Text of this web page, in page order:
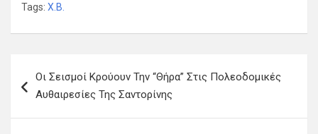
Tags: Χ.Β.
άρθρων
Οι Σεισμοί Κρούουν Την “Θήρα” Στις Πολεοδομικές
Αυθαιρεσίες Της Σαντορίνης